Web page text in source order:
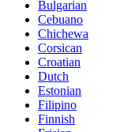
Bulgarian
Cebuano
Chichewa
Corsican
Croatian
Dutch
Estonian
Filipino
Finnish